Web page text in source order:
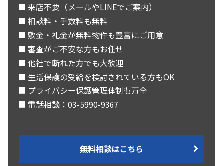
■ 来店不要（メールやLINEでご案内）
■ 相談料・手数料も無料
■ 敷金・礼金が無料物件も豊富にご用意
■ 審査がご不安な方もお任せ
■ 他社で断れた方でも大歓迎
■ 生活保護の受給を検討されている方もOK
■ プライバシー保護管理体制も万全
■ 電話相談：03-5990-9367
無料相談はこちら